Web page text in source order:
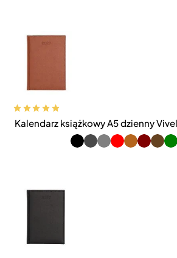
Kalendarz książkowy A5 dzienny